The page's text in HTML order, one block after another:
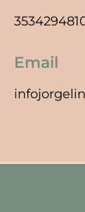
Email